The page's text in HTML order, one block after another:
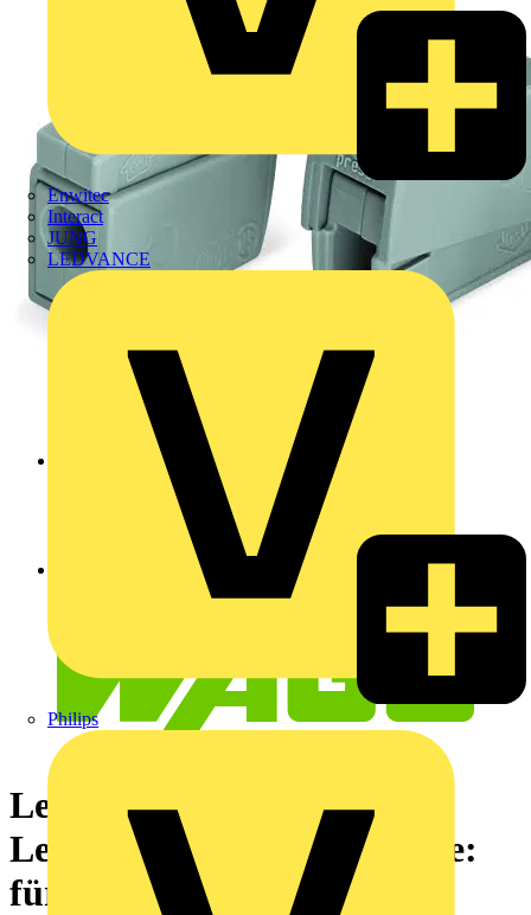
Enwitec
Interact
JUNG
LEDVANCE
Philips
Leuchtenklemme,Drücker
Leuchtenseite,Leuchtenseite:
für alle Leiterarten,grau